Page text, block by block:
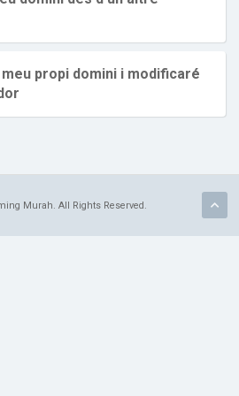
propi domini i modificaré
Murah. All Rights Reserved.